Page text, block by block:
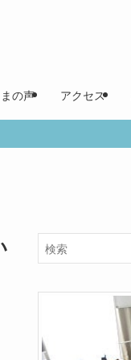
の声 アクセス